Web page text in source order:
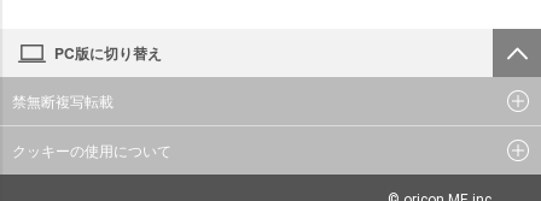
PC版に切り替え
禁無断複写転載
クッキーの使用について